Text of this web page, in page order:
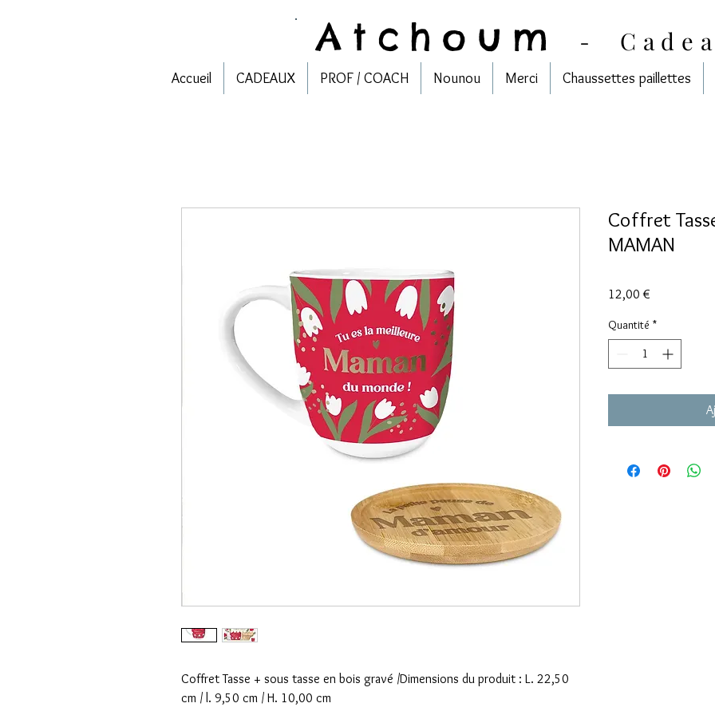
Accueil CADEAUX PROF / COACH Nounou Merci Chaussettes paillettes
Atchoum -
Coffret Tasse + sous tasse en bois gravé /Dimensions du produit : L. 22,50
cm / l. 9,50 cm / H. 10,00 cm
Coffret
MAMAN
12,00 €
Quantité *